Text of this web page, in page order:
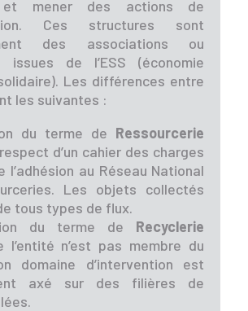
et mener des actions de
Ces structures sont
des associations ou
issues de l’ESS (économie
Les différences entre
les suivantes :
du terme de Ressourcerie
d’un cahier des charges
l’adhésion au Réseau National
Les objets collectés
tous types de flux.
du terme de Recyclerie
l’entité n’est pas membre du
domaine d’intervention est
axé sur des filières de